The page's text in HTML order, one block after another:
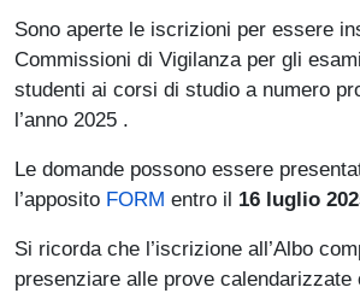
Sono aperte le iscrizioni per essere
Commissioni di Vigilanza per gli
studenti ai corsi di studio a numero
l’anno 2025 .
Le domande possono essere
l’apposito FORM entro il 16 luglio
Si ricorda che l’iscrizione all’Albo
presenziare alle prove calendarizzate